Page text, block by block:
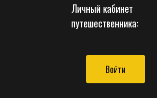
Личный кабинет
путешественника:
Войти